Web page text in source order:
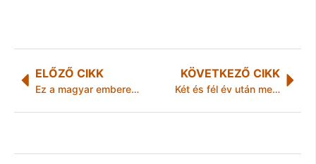
ELŐZŐ CIKK
Ez a magyar emberek bőrére megy: az EU által kért újabb megszorításokat is szolgai módon teljesíti a kormány
KÖVETKEZŐ CIKK
Két és fél év után megjelent Magyar Rózsa második nagylemeze